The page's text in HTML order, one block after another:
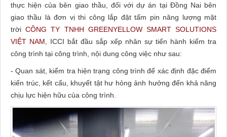
thực hiện của bên giao thầu, đối với dự án tại Đồng Nai bên
giao thầu là đơn vị thi công lắp đặt tấm pin năng lượng mặt
trờiCÔNG TY TNHH GREENYELLOW SMART SOLUTIONS
VIỆT NAM , ICCI bắt đầu sắp xếp nhân sự tiến hành kiểm tra
công trình tại công trình, nội dung công việc như sau:
- Quan sát, kiểm tra hiện trạng công trình để xác định đặc điểm
kiến trúc, kết cấu, khuyết tật hư hỏng ảnh hưởng đến khả năng
chịu lực hiện hữu của công trình.